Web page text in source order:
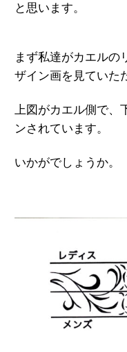
と思います。
まず私達がカエルの
ザイン画を見ていた
上図がカエル側で、
ンされています。
いかがでしょうか。